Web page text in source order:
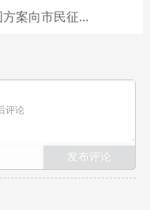
案向市民征...
评论